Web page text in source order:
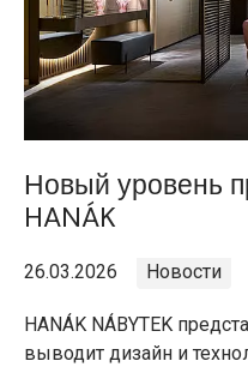
Новый уровень
HANÁK
26.03.2026 Новости
HANÁK NÁBYTEK
выводит дизайн и